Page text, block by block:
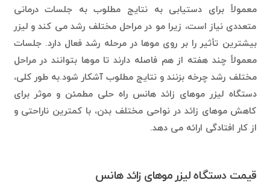
معمولاً برای دستیابی به نتایج مطلوب به جلسات درمانی
متعددی نیاز است، زیرا مو در مراحل مختلف رشد می کند و لیزر
بیشترین تأثیر را بر روی موها در مرحله رشد فعال دارد. جلسات
معمولاً چند هفته از هم فاصله دارند تا موها بتوانند در مراحل
مختلف رشد چرخه بزنند و نتایج مطلوب آشکار شود.به طور کلی،
دستگاه لیزر موهای زائد هانس راه حلی مطمئن و موثر برای
کاهش موهای زائد در نواحی مختلف بدن، با کمترین ناراحتی و
از کار افتادگی ارائه می دهد.
قیمت دستگاه لیزر موهای زائد هانس